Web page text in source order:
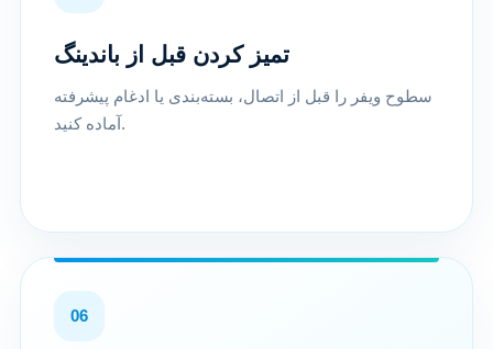
تمیز کردن قبل از باندینگ
سطوح ویفر را قبل از اتصال، بسته‌بندی یا ادغام پیشرفته
آماده کنید.
06